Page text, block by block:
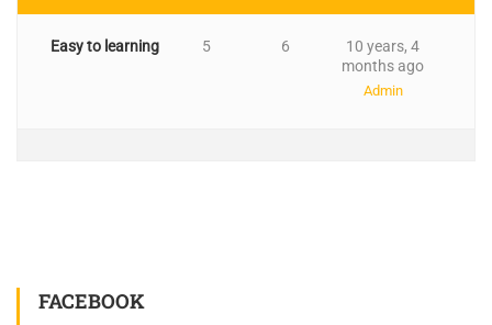
Easy to learning 5 6
10 years, 4
months ago
Admin
FACEBOOK